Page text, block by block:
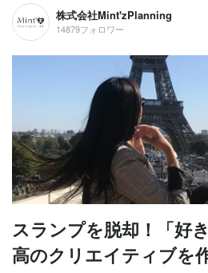
株式会社Mint'zPlanning
14879フォロワー
スランプを脱却！「好
高のクリエイティブを